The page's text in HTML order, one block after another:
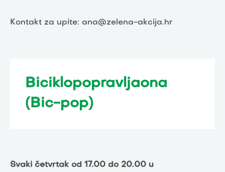
Kontakt za upite: ana@zelena-akcija.hr
Biciklopopravljaona
(Bic-pop)
Svaki četvrtak od 17.00 do 20.00 u